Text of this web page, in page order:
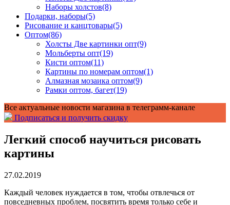
Наборы холстов(8)
Подарки, наборы(5)
Рисование и канцтовары(5)
Оптом(86)
Холсты Две картинки опт(9)
Мольберты опт(19)
Кисти оптом(11)
Картины по номерам оптом(1)
Алмазная мозаика оптом(9)
Рамки оптом, багет(19)
Все актуальные новости магазина в телеграмм-канале
Подписаться и получить скидку
Легкий способ научиться рисовать
картины
27.02.2019
Каждый человек нуждается в том, чтобы отвлечься от
повседневных проблем, посвятить время только себе и